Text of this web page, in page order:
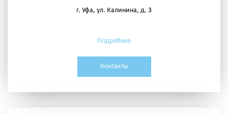
г. Уфа, ул. Калинина, д. 3
Подробнее
Контакты